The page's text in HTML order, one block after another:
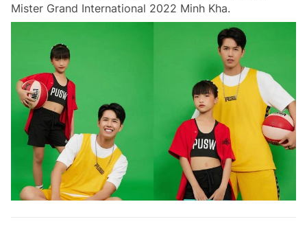
Mister Grand International 2022 Minh Kha.